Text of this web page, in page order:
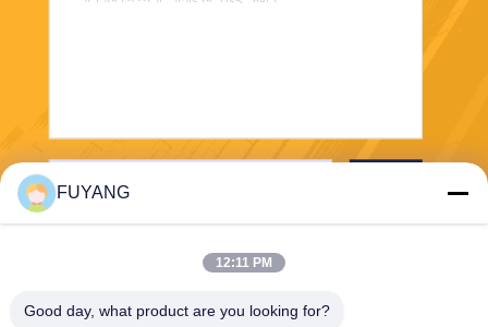
FUYANG
12:11 PM
Good day, what product are you looking for?